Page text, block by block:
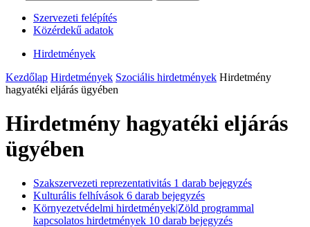
Szervezeti felépítés
Közérdekű adatok
Hirdetmények
Kezdőlap Hirdetmények Szociális hirdetmények Hirdetmény
hagyatéki eljárás ügyében
Hirdetmény hagyatéki eljárás
ügyében
Szakszervezeti reprezentativitás 1 darab bejegyzés
Kulturális felhívások 6 darab bejegyzés
Környezetvédelmi hirdetmények|Zöld programmal
kapcsolatos hirdetmények 10 darab bejegyzés